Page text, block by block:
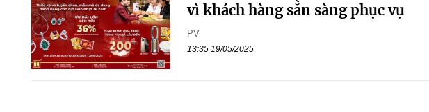
vì khách hàng sẵn sàng phục vụ
PV
13:35 19/05/2025